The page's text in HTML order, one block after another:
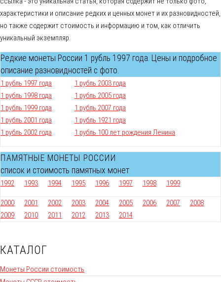
характеристики и описание редких и ценных монет и их разновидностей,
но также содержит стоимость и информацию и том, как отличить
уникальный экземпляр.
Редкие монеты России 1 рубль 1997 года. Цены и подробное
описание разновидностей с фото.
1 рубль 1997 года
1 рубль 1998 года
1 рубль 1999 года
1 рубль 2001 года
1 рубль 2002 года
1 рубль 2003 года
1 рубль 2005 года
1 рубль 2007 года
1 рубль 1921 года
1 рубль 100 лет рождения Ленина
ПАМЯТНЫЕ МОНЕТЫ РОССИИ
список и стоимость памятных монет
1992 1993 1994 1995 1996 1997 1998 1999
2000 2001 2002 2003 2004 2005 2006 2007
2008
2009
2010 2011 2012 2013 2014
КАТАЛОГ
Монеты России стоимость